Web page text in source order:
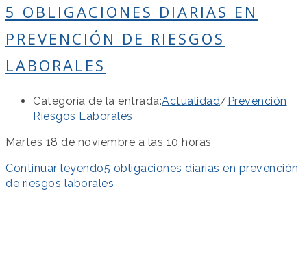
5 OBLIGACIONES DIARIAS EN
PREVENCIÓN DE RIESGOS
LABORALES
Categoría de la entrada:Actualidad/Prevención
Riesgos Laborales
Martes 18 de noviembre a las 10 horas
Continuar leyendo5 obligaciones diarias en prevención
de riesgos laborales